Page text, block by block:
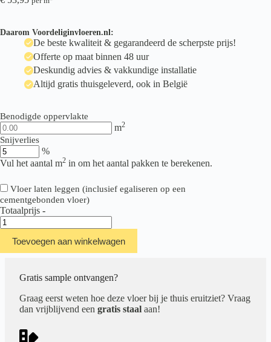
Daarom Voordeliginvloeren.nl:
De beste kwaliteit & gegarandeerd de scherpste prijs!
Offerte op maat binnen 48 uur
Deskundig advies & vakkundige installatie
Altijd gratis thuisgeleverd, ook in België
Benodigde oppervlakte
m2
Snijverlies
%
Vul het aantal m2 in om het aantal pakken te berekenen.
Vloer laten leggen (inclusief egaliseren op een
cementgebonden vloer)
Totaalprijs -
Belakos
Futuro
510
|
aantal
Toevoegen aan winkelwagen
Gratis sample ontvangen?
Graag eerst weten hoe deze vloer bij je thuis eruitziet? Vraag
dan vrijblijvend een gratis staal aan!